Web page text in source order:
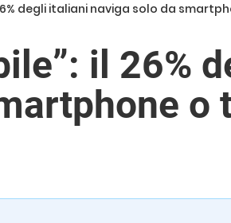
degli italiani naviga solo da
il 26%
o